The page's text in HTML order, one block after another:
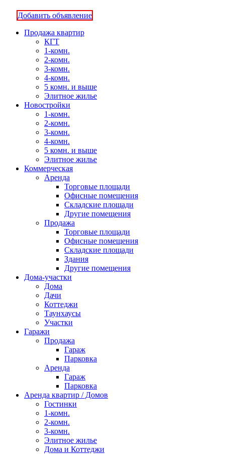
Добавить объявление
Продажа квартир
КГТ
1-комн.
2-комн.
3-комн.
4-комн.
5 комн. и выше
Элитное жилье
Новостройки
1-комн.
2-комн.
3-комн.
4-комн.
5 комн. и выше
Элитное жилье
Коммерческая
Аренда
Торговые площади
Офисные помещения
Складские площади
Другие помещения
Продажа
Торговые площади
Офисные помещения
Складские площади
Здания
Другие помещения
Дома-участки
Дома
Дачи
Коттеджи
Таунхаусы
Участки
Гаражи
Продажа
Гараж
Парковка
Аренда
Гараж
Парковка
Аренда квартир / Домов
Гостинки
1-комн.
2-комн.
3-комн.
Элитное жилье
Дома и Коттеджи